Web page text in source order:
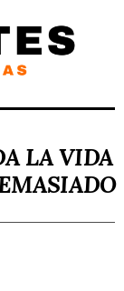
LA VIDA